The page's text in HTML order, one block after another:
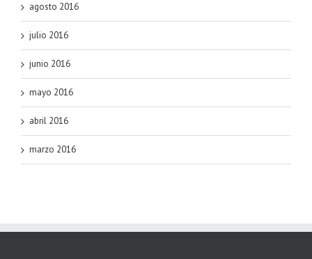
agosto 2016
julio 2016
junio 2016
mayo 2016
abril 2016
marzo 2016